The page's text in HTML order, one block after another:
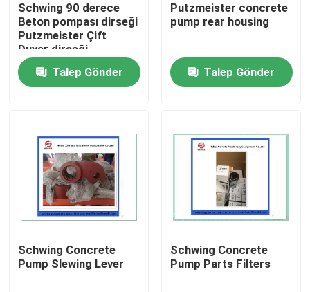
Ana sayfa
VİDEOLAR
Hakkımızda
Fabrika turu
Schwing 90 derece
Beton pompası dirseği
Putzmeister Çift
Duvar dirseği
10010479
Talep Gönder
Putzmeister concrete
pump rear housing
Talep Gönder
Schwing Concrete
Pump Slewing Lever
Schwing Concrete
Pump Parts Filters